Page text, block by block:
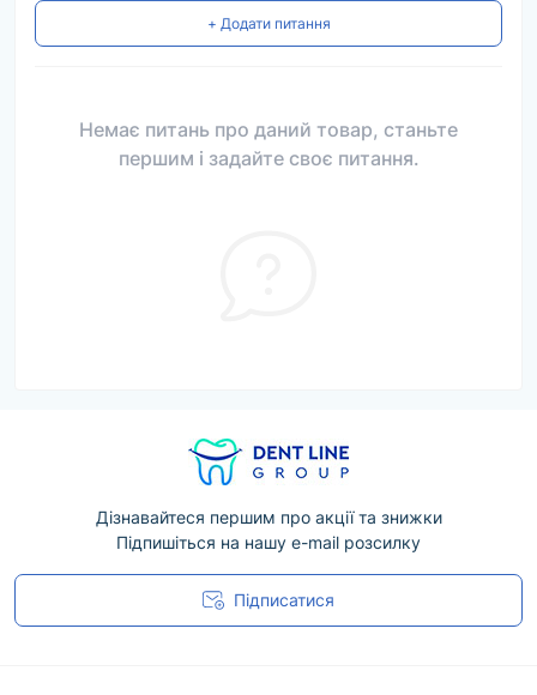
+ Додати питання
Немає питань про даний товар, станьте
першим і задайте своє питання.
Дізнавайтеся першим про акції та знижки
Підпишіться на нашу e-mail розсилку
Підписатися